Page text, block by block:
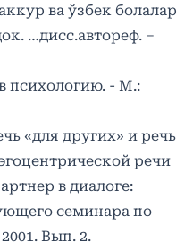
ва ўзбек болалар
…дисс.автореф. –
психологию. - М.:
«для других» и речь
речи
в диалоге:
семинара по
Вып. 2.